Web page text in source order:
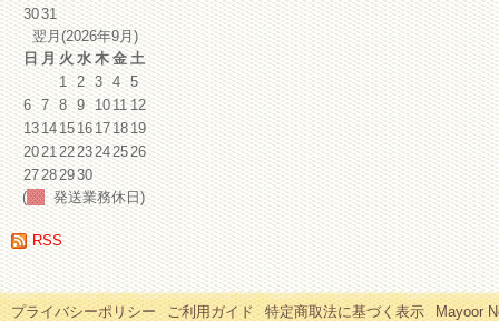
3031
翌月(2026年9月)
日 月 火 水 木 金 土
1 2 3 4 5
6 7 8 9 1011 12
13141516171819
20212223242526
27282930
(
発送業務休日)
RSS
プライバシーポリシー ご利用ガイド 特定商取法に基づく表示 Mayoor